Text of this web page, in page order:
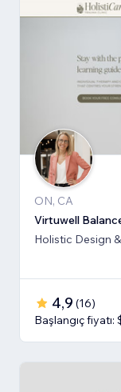
ON, CA
Virtuwell
Holistic Design
4,9 (16)
Başlangıç fiyatı: